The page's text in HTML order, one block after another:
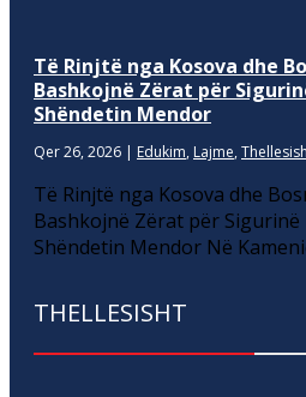
Të Rinjtë nga Kosova dhe
Bashkojnë Zërat për
Shëndetin Mendor
Qer 26, 2026 | Edukim, Lajme,
Të Rinjtë nga Kosova dhe
Bashkojnë Zërat për
Shëndetin Mendor Në
THELLESISHT